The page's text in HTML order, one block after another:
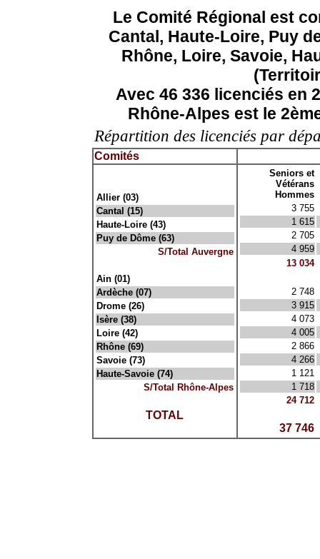
Le Comité Régional est
Cantal, Haute-Loire, Puy
Rhône, Loire, Savoie,
Avec 46 336 licenciés en
Rhône-Alpes est le
Répartition des licenciés par
Comités
Allier (03)
Cantal (15)
Haute-Loire (43)
Puy de Dôme (63)
S/Total Auvergne
Ain (01)
Ardèche (07)
Drome (26)
Isère (38)
Loire (42)
Rhône (69)
Savoie (73)
Haute-Savoie (74)
S/Total Rhône-Alpes
TOTAL
Seniors et
Vétérans
Hommes
3 755
1 615
2 705
4 959
13 034
2 748
3 915
4 073
4 005
2 866
4 266
1 121
1 718
24 712
37 746